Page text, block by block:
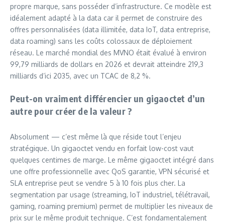
propre marque, sans posséder d’infrastructure. Ce modèle est
idéalement adapté à la data car il permet de construire des
offres personnalisées (data illimitée, data IoT, data entreprise,
data roaming) sans les coûts colossaux de déploiement
réseau. Le marché mondial des MVNO était évalué à environ
99,79 milliards de dollars en 2026 et devrait atteindre 219,3
milliards d’ici 2035, avec un TCAC de 8,2 %.
Peut-on vraiment différencier un gigaoctet d’un
autre pour créer de la valeur ?
Absolument — c’est même là que réside tout l’enjeu
stratégique. Un gigaoctet vendu en forfait low-cost vaut
quelques centimes de marge. Le même gigaoctet intégré dans
une offre professionnelle avec QoS garantie, VPN sécurisé et
SLA entreprise peut se vendre 5 à 10 fois plus cher. La
segmentation par usage (streaming, IoT industriel, télétravail,
gaming, roaming premium) permet de multiplier les niveaux de
prix sur le même produit technique. C’est fondamentalement